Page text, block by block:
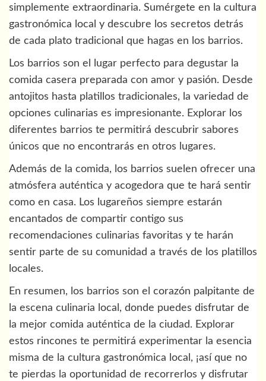
simplemente extraordinaria. Sumérgete en la cultura
gastronómica local y descubre los secretos detrás
de cada plato tradicional que hagas en los barrios.
Los barrios son el lugar perfecto para degustar la
comida casera preparada con amor y pasión. Desde
antojitos hasta platillos tradicionales, la variedad de
opciones culinarias es impresionante. Explorar los
diferentes barrios te permitirá descubrir sabores
únicos que no encontrarás en otros lugares.
Además de la comida, los barrios suelen ofrecer una
atmósfera auténtica y acogedora que te hará sentir
como en casa. Los lugareños siempre estarán
encantados de compartir contigo sus
recomendaciones culinarias favoritas y te harán
sentir parte de su comunidad a través de los platillos
locales.
En resumen, los barrios son el corazón palpitante de
la escena culinaria local, donde puedes disfrutar de
la mejor comida auténtica de la ciudad. Explorar
estos rincones te permitirá experimentar la esencia
misma de la cultura gastronómica local, ¡así que no
te pierdas la oportunidad de recorrerlos y disfrutar